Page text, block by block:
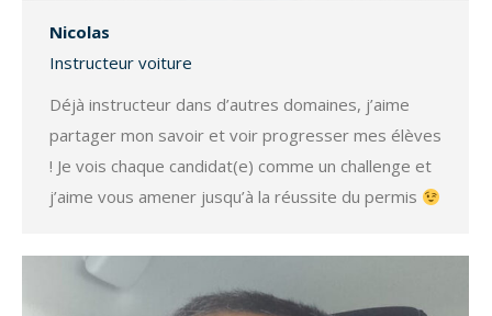
Nicolas
Instructeur voiture
Déjà instructeur dans d’autres domaines, j’aime
partager mon savoir et voir progresser mes élèves
! Je vois chaque candidat(e) comme un challenge et
j’aime vous amener jusqu’à la réussite du permis